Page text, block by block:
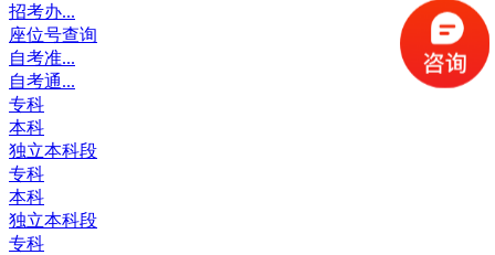
招考办...
座位号查询
自考准...
自考通...
专科
本科
独立本科段
专科
本科
独立本科段
专科